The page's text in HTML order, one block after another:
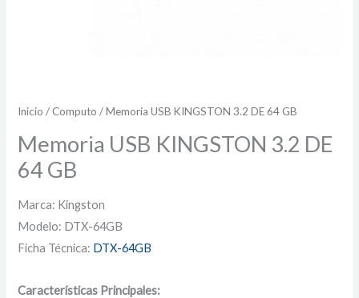
Inicio / Computo / Memoria USB KINGSTON 3.2 DE 64 GB
Memoria USB KINGSTON 3.2 DE
64 GB
Marca: Kingston
Modelo: DTX-64GB
Ficha Técnica: DTX-64GB
Características Principales: